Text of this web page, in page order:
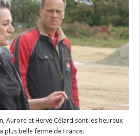
laitière
Aurore et Hervé Célard sont les heureux
plus belle ferme de France.